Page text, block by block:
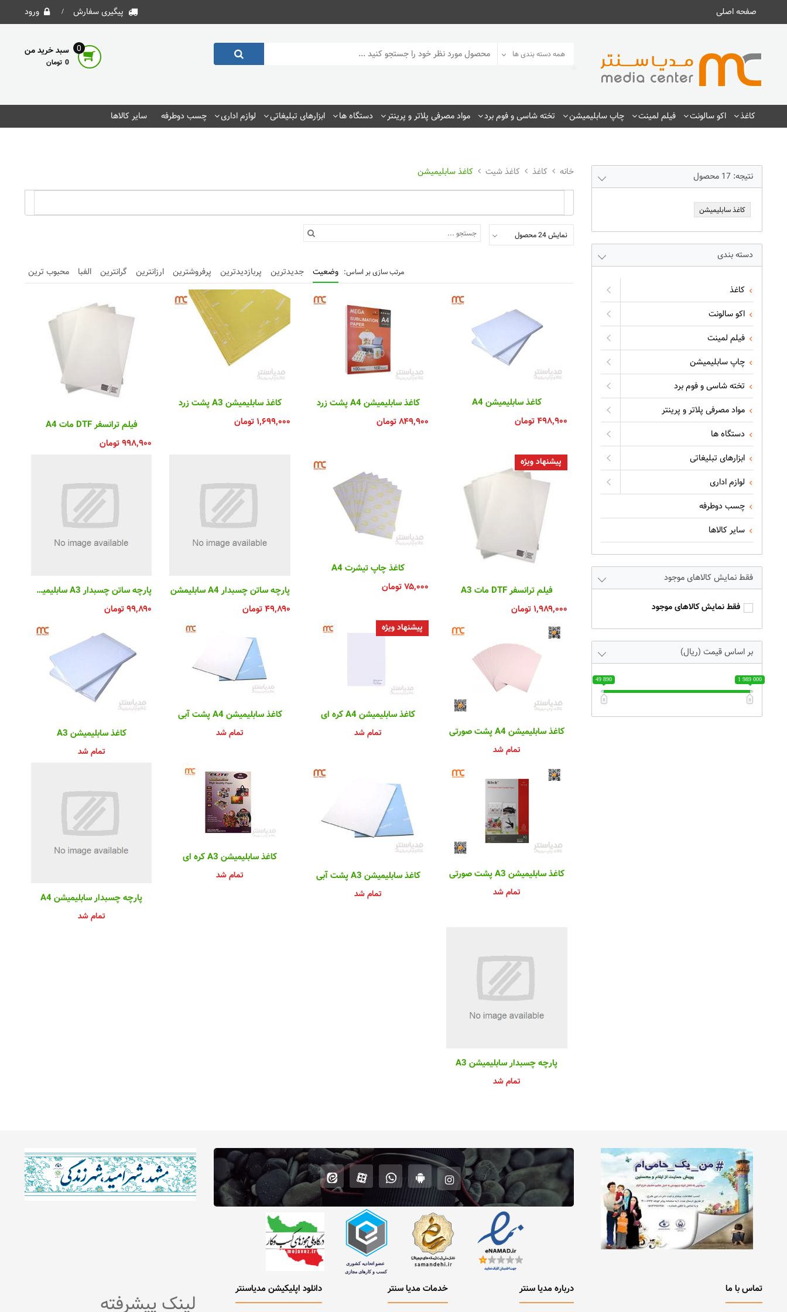
صفحه اصلی پیگیری سفارش ورود
سبد خرید من 0
0
همه دسته بندی ها
کاغذ اکو سالونت فیلم لمینت چاپ سابلیمیشن تخته شاسی و فوم برد مواد مصرفی پلاتر و پرینتر دستگاه ها ابزارهای تبلیغاتی لوازم اداری چسب دوطرفه سایر کالاها
کاغذ کاغذ شیت کاغذ سابلیمیشن
نمایش 24 محصول
وضعیت جدیدترین پربازدیدترین پرفروشترین ارزانترین گرانترین الفبا محبوب ترین
کاغذ سابلیمیشن A4
۴۹۸,۹۰۰تومان
کاغذ سابلیمیشن A4 پشت زرد
۸۴۹,۹۰۰تومان
کاغذ سابلیمیشن A3 پشت زرد
۱,۶۹۹,۰۰۰تومان
فیلم ترانسفر DTF مات A4
۹۹۸,۹۰۰تومان
پیشنهاد ویژه
فیلم ترانسفر DTF مات A3
۱,۹۸۹,۰۰۰تومان
کاغذ چاپ تیشرت A4
۷۵,۰۰۰تومان
پارچه ساتن چسبدار A4 سابلیمشن
۴۹,۸۹۰تومان
پارچه ساتن چسبدار A3 سابلیمیشن
۹۹,۸۹۰تومان
کاغذ سابلیمیشن A4 پشت صورتی
تمام شد
پیشنهاد ویژه
کاغذ سابلیمیشن A4 کره ای
تمام شد
کاغذ سابلیمیشن A4 پشت آبی
تمام شد کاغذ سابلیمیشن A3
تمام شد
کاغذ سابلیمیشن A3 پشت صورتی
تمام شد
کاغذ سابلیمیشن A3 پشت آبی
تمام شد
کاغذ سابلیمیشن A3 کره ای
تمام شد
پارچه چسبدار سابلیمیشن A4
تمام شد
پارچه چسبدار سابلیمیشن A3
تمام شد
نتیجه: 17 محصول
کاغذ سابلیمیشن
دسته بندی
کاغذ
اکو سالونت
فیلم لمینت
چاپ سابلیمیشن
تخته شاسی و فوم برد
مواد مصرفی پلاتر و پرینتر
دستگاه ها
ابزارهای تبلیغاتی
لوازم اداری
چسب دوطرفه
سایر کالاها
فقط نمایش کالاهای موجود
فقط نمایش کالاهای موجود
بر اساس قیمت (ریال)
49 890 1 989 000
درباره مدیا سنتر خدمات مدیا سنتر دانلود اپلیکیشن مدیاسنتر
لینک پیشرفته
تماس با ما